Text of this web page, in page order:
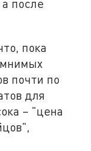
после
пока
мнимых
почти по
для
– "цена